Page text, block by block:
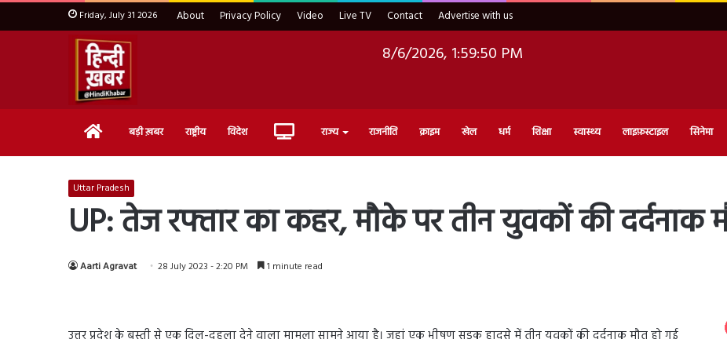
Friday, July 31 2026 About Privacy Policy Video Live TV Contact Advertise with us
8/6/2026, 1:59:51 PM
Home बड़ी ख़बर राष्ट्रीय विदेश Live राज्य राजनीति क्राइम खेल धर्म शिक्षा स्वास्थ्य लाइफ़स्टाइल सिनेमा
Uttar Pradesh
UP: तेज रफ्तार का कहर, मौके पर तीन युवकों की दर्दनाक
Aarti Agravat 28 July 2023 - 2:20 PM 1 minute read